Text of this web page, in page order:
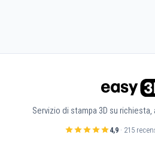
Servizio di stampa 3D su richiesta,
4,9· 215